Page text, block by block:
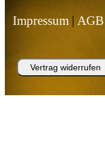
Impressum |
Vertrag widerrufen